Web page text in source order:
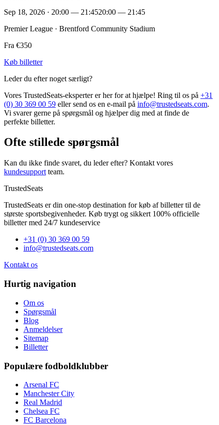
Sep 18, 2026 · 20:00 — 21:4520:00 — 21:45
Premier League · Brentford Community Stadium
Fra €350
Køb billetter
Leder du efter noget særligt?
Vores TrustedSeats-eksperter er her for at hjælpe! Ring til os på +31
(0) 30 369 00 59 eller send os en e-mail på info@trustedseats.com.
Vi svarer gerne på spørgsmål og hjælper dig med at finde de
perfekte billetter.
Ofte stillede spørgsmål
Kan du ikke finde svaret, du leder efter? Kontakt vores
kundesupport team.
TrustedSeats
TrustedSeats er din one-stop destination for køb af billetter til de
største sportsbegivenheder. Køb trygt og sikkert 100% officielle
billetter med 24/7 kundeservice
+31 (0) 30 369 00 59
info@trustedseats.com
Kontakt os
Hurtig navigation
Om os
Spørgsmål
Blog
Anmeldelser
Sitemap
Billetter
Populære fodboldklubber
Arsenal FC
Manchester City
Real Madrid
Chelsea FC
FC Barcelona